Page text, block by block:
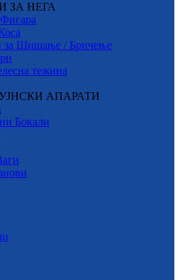
ЗА НЕГА
Шишање / Бричење
тежина
АПАРАТИ
Бокали